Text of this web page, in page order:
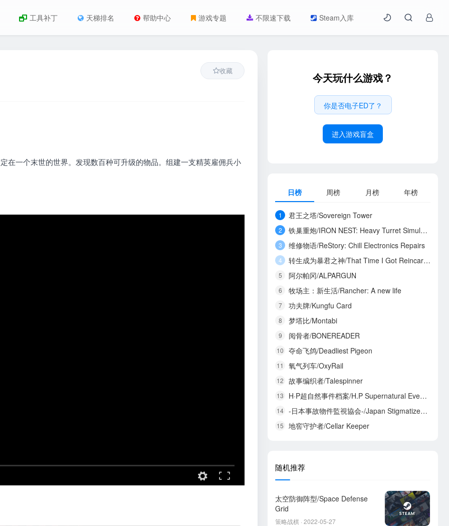
工具补丁 天梯排名 帮助中心 游戏专题 不限速下载 Steam入库
收藏
在一个末世的世界。发现数百种可升级的物品。组建一支精英雇佣兵小
今天玩什么游戏？
你是否电子ED了？
进入游戏盲盒
日榜 周榜 月榜 年榜
1 君王之塔/Sovereign Tower
2 铁巢重炮/IRON NEST: Heavy Turret Simulator
3 维修物语/ReStory: Chill Electronics Repairs
4 转生成为暴君之神/That Time I Got Reincarnated as a Tyrant God
5 阿尔帕冈/ALPARGUN
6 牧场主：新生活/Rancher: A new life
7 功夫牌/Kungfu Card
8 梦塔比/Montabi
9 阅骨者/BONEREADER
10 夺命飞鸽/Deadliest Pigeon
11 氧气列车/OxyRail
12 故事编织者/Talespinner
13 H·P超自然事件档案/H.P Supernatural Event Archives
14 -日本事故物件監視協会-/Japan Stigmatized Property3
15 地窖守护者/Cellar Keeper
随机推荐
太空防御阵型/Space Defense
Grid
策略战棋 · 2022-05-27